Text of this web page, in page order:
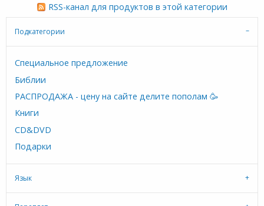
RSS-канал для продуктов в этой категории
Подкатегории
Cпециальное предложение
Библии
РАСПРОДАЖА - цену на сайте делите пополам 🥳
Книги
CD&DVD
Подарки
Язык